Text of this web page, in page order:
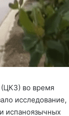
во время
исследование,
испаноязычных